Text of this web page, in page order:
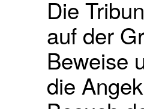
Die
auf der
Beweise
die